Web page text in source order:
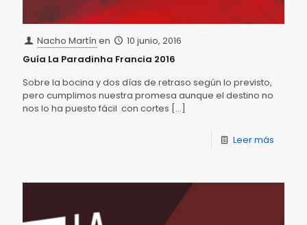
Nacho Martín en
10 junio, 2016
Guía La Paradinha Francia 2016
Sobre la bocina y dos días de retraso según lo previsto,
pero cumplimos nuestra promesa aunque el destino no
nos lo ha puesto fácil con cortes […]
Leer más